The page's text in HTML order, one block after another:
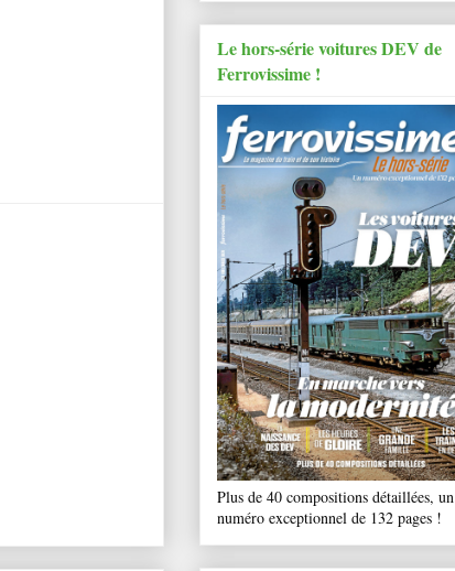
Le hors-série voitures DEV de
Ferrovissime !
Plus de 40 compositions détaillées, un
numéro exceptionnel de 132 pages !